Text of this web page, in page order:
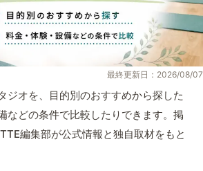
最終更新日：2026/08/07
ジオを、目的別のおすすめから探した
などの条件で比較したりできます。掲
編集部が公式情報と独自取材をもと